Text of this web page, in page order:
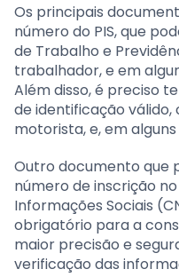
Os principais
número do PIS, que
de Trabalho e
trabalhador, e em
Além disso, é preciso
de identificação válido,
motorista, e, em alguns
Outro documento que
número de inscrição
Informações Sociais
obrigatório para a
maior precisão e
verificação das